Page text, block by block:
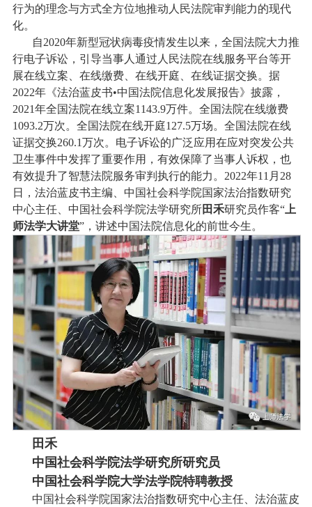
行为的理念与方式全方位地推动人民法院审判能力的现代
化。
自2020年新型冠状病毒疫情发生以来，全国法院大力推
行电子诉讼，引导当事人通过人民法院在线服务平台等开
展在线立案、在线缴费、在线开庭、在线证据交换。据
2022年《法治蓝皮书•中国法院信息化发展报告》披露，
2021年全国法院在线立案1143.9万件。全国法院在线缴费
1093.2万次。全国法院在线开庭127.5万场。全国法院在线
证据交换260.1万次。电子诉讼的广泛应用在应对突发公共
卫生事件中发挥了重要作用，有效保障了当事人诉权，也
有效提升了智慧法院服务审判执行的能力。2022年11月28
日，法治蓝皮书主编、中国社会科学院国家法治指数研究
中心主任、中国社会科学院法学研究所田禾研究员作客“上
师法学大讲堂”，讲述中国法院信息化的前世今生。
田禾
中国社会科学院法学研究所研究员
中国社会科学院大学法学院特聘教授
中国社会科学院国家法治指数研究中心主任、法治蓝皮